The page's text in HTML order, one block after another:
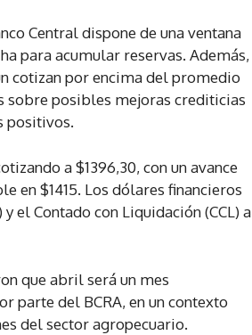
Central dispone de una ventana
para acumular reservas. Además,
cotizan por encima del promedio
sobre posibles mejoras crediticias
positivos.
a $1396,30, con un avance
en $1415. Los dólares financieros
el Contado con Liquidación (CCL) a
que abril será un mes
parte del BCRA, en un contexto
del sector agropecuario.